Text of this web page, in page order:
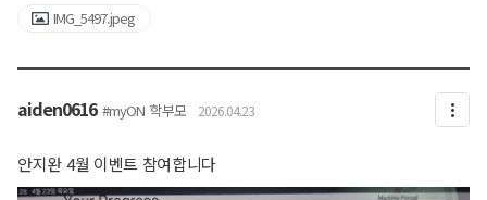
IMG_5497.jpeg
aiden0616 #myON 학부모 2026.04.23
안지완 4월 이벤트 참여합니다